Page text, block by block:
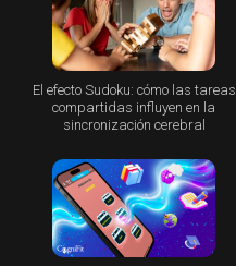
El efecto Sudoku: cómo las tareas
compartidas influyen en la
sincronización cerebral